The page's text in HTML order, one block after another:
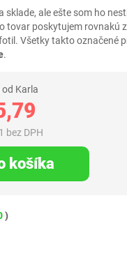
sklade, ale ešte som ho
tovar poskytujem rovnakú
Všetky takto označené
.
od Karla
bez DPH
košíka
)